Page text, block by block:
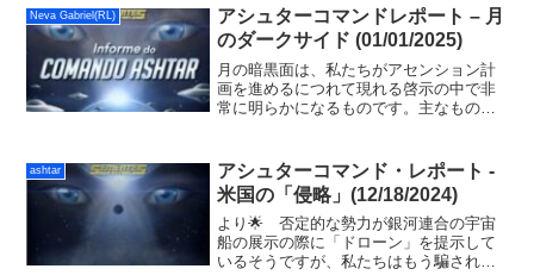
う🙂〜〜〜私たちの物質的な宇宙ネバド
ンは、3つの物質的な宇宙...
Neva Gabriel(RL)
アシュターコマンドレポート – 月
のダークサイド (01/01/2025)
月の暗黒面は、私たちがアセンション計
画を進めるにつれて現れる啓示の中で非
常に明らかになるものです。主なものの1
遍法からの逸脱を犯した人々の多くが闇
に吸い込まれたという事実です。
ashtar
アシュターコマンド・レポート -
米国の「侵略」(12/18/2024)
より🌟 否定的な勢力が銀河連合の宇宙
船の展示の際に「ドローン」を提示して
いるそうですが、私たちはもう騙されま